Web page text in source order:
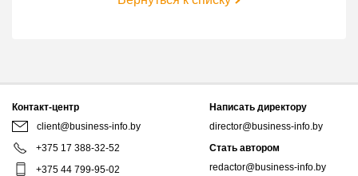
Контакт-центр
client@business-info.by
+375 17 388-32-52
+375 44 799-95-02
Написать директору
director@business-info.by
Стать автором
redactor@business-info.by